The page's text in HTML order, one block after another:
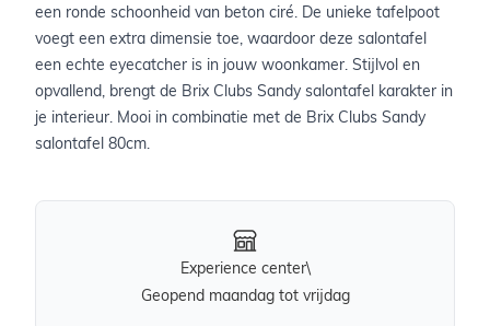
een ronde schoonheid van beton ciré. De unieke tafelpoot
voegt een extra dimensie toe, waardoor deze salontafel
een echte eyecatcher is in jouw woonkamer. Stijlvol en
opvallend, brengt de Brix Clubs Sandy salontafel karakter in
je interieur. Mooi in combinatie met de Brix Clubs Sandy
salontafel 80cm.
Experience center\
Geopend maandag tot vrijdag